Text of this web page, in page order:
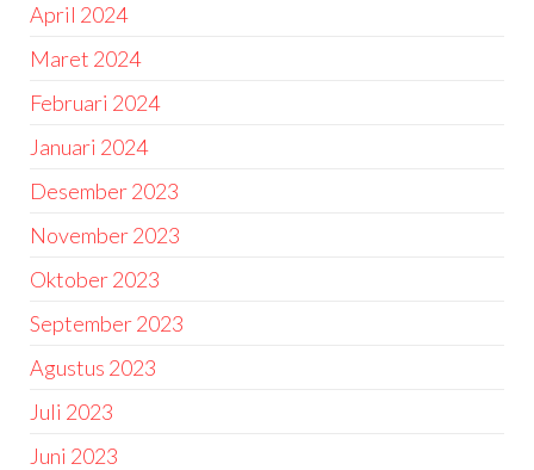
April 2024
Maret 2024
Februari 2024
Januari 2024
Desember 2023
November 2023
Oktober 2023
September 2023
Agustus 2023
Juli 2023
Juni 2023